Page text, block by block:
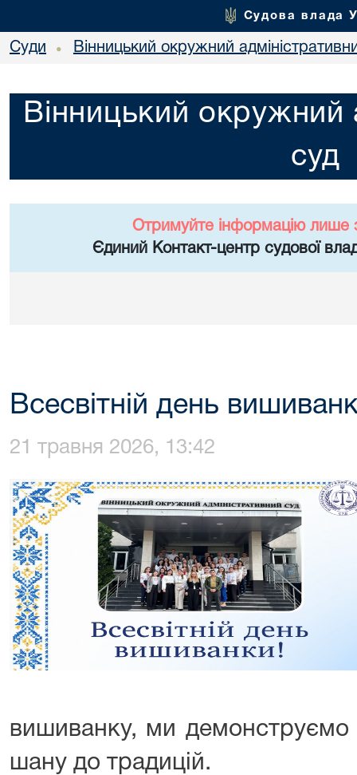
Судова влада
Суди • Вінницький окружний
Вінницький окружний
суд
Отримуйте інформацію лише
Єдиний Контакт-центр судової
Всесвітній день
21 травня 2026, 13:42
вишиванку, ми демонструємо
шану до традицій.